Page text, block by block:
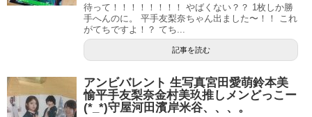
待って！！！！！！！！ やばくない？？ 1枚しか勝
手へんのに。 平手友梨奈ちゃん出ました〜！！ これ
がてちですよ！？ てち...
記事を読む
アンビバレント 生写真宮田愛萌鈴本美
愉平手友梨奈金村美玖推しメンどっこー
(*_*)守屋河田濱岸米谷、、、。